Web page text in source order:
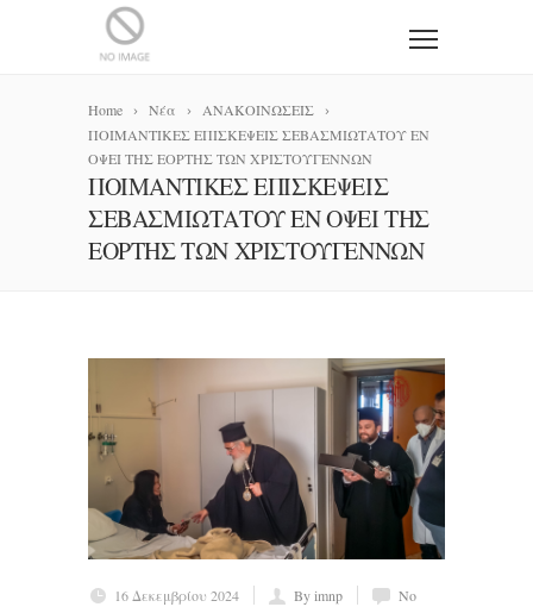
Home Νέα
ΑΝΑΚΟΙΝΩΣΕΙΣ
ΠΟΙΜΑΝΤΙΚΕΣ ΕΠΙΣΚΕΨΕΙΣ ΣΕΒΑΣΜΙΩΤΑΤΟΥ ΕΝ
ΟΨΕΙ ΤΗΣ ΕΟΡΤΗΣ ΤΩΝ ΧΡΙΣΤΟΥΓΕΝΝΩΝ
ΠΟΙΜΑΝΤΙΚΕΣ ΕΠΙΣΚΕΨΕΙΣ
ΣΕΒΑΣΜΙΩΤΑΤΟΥ ΕΝ ΟΨΕΙ ΤΗΣ
ΕΟΡΤΗΣ ΤΩΝ ΧΡΙΣΤΟΥΓΕΝΝΩΝ
16 Δεκεμβρίου 2024 By imnp
No